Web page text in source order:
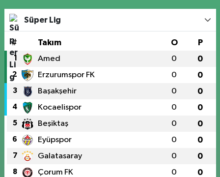
Süper Lig
# Takım O P
1 Amed 0 0
2 Erzurumspor FK 0 0
3 Başakşehir 0 0
4 Kocaelispor 0 0
5 Beşiktaş 0 0
6 Eyüpspor 0 0
7 Galatasaray 0 0
8 Çorum FK 0 0